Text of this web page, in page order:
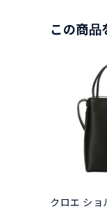
この商品
クロエ ショ